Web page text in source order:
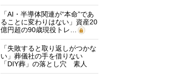
「AI・半導体関連が“本命”であ
ることに変わりはない」資産20
億円超の90歳現役トレ…
「失敗すると取り返しがつかな
い」葬儀社の手を借りない
「DIY葬」の落とし穴 素人
に…